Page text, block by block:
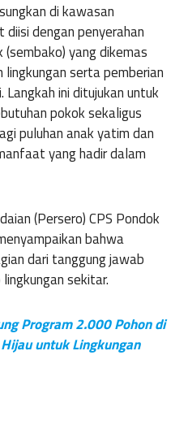
di kawasan
dengan penyerahan
yang dikemas
serta pemberian
ini ditujukan untuk
pokok sekaligus
puluhan anak yatim dan
yang hadir dalam
(Persero) CPS Pondok
bahwa
dari tanggung jawab
sekitar.
Program 2.000 Pohon di
untuk Lingkungan